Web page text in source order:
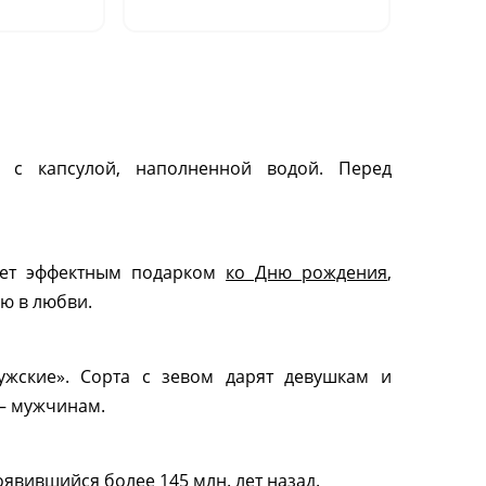
с капсулой, наполненной водой. Перед
эффектным подарком ко Дню рождения,
в любви.
Сорта с зевом дарят девушкам и
мужчинам.
более 145 млн. лет назад.